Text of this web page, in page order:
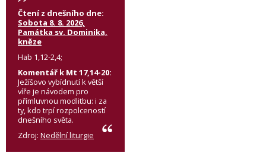
Čtení z dnešního dne:
Sobota 8. 8. 2026,
Památka sv. Dominika,
kněze
Hab 1,12-2,4;
Komentář k Mt 17,14-20:
Ježíšovo vybídnutí k větší
víře je návodem pro
přímluvnou modlitbu: i za
ty, kdo trpí rozpolceností
dnešního světa.
Zdroj: Nedělní liturgie